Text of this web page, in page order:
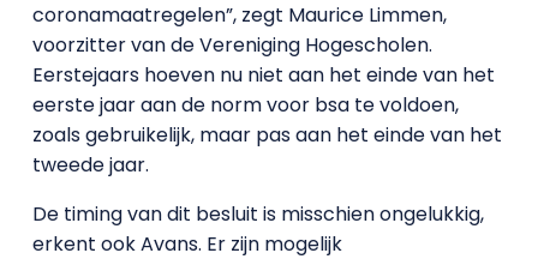
coronamaatregelen”, zegt Maurice Limmen,
voorzitter van de Vereniging Hogescholen.
Eerstejaars hoeven nu niet aan het einde van het
eerste jaar aan de norm voor bsa te voldoen,
zoals gebruikelijk, maar pas aan het einde van het
tweede jaar.
De timing van dit besluit is misschien ongelukkig,
erkent ook Avans. Er zijn mogelijk